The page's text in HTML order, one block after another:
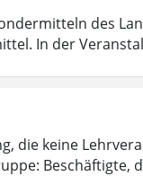
des
In der
die keine
Beschäftigte,